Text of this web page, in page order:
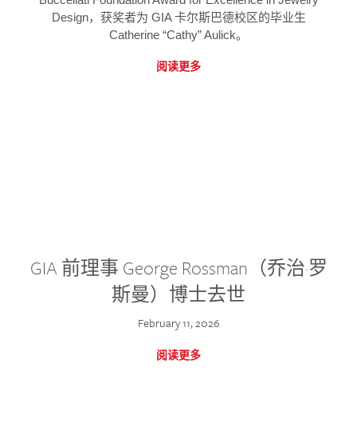
Design，获奖者为 GIA 卡尔斯巴德校区的毕业生
Catherine “Cathy” Aulick。
阅读更多
GIA 前理事 George Rossman（乔治·罗
斯曼）博士去世
February 11, 2026
阅读更多